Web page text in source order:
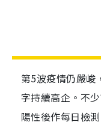
第5波疫情仍嚴
字持續高企。不
陽性後作每日檢